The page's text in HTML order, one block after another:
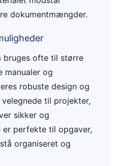
dokumentmængder.
bruges ofte til større
manualer og
robuste design og
til projekter,
sikker og
perfekte til opgaver,
organiseret og